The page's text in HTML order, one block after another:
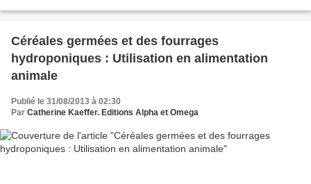
Céréales germées et des fourrages
hydroponiques : Utilisation en alimentation
animale
Publié le 31/08/2013 à 02:30
Par Catherine Kaeffer. Editions Alpha et Omega